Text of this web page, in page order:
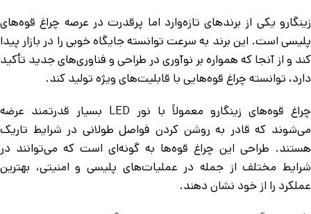
زینگارو یکی از برندهای تازه‌وارد اما پرقدرت در عرصه چراغ قوه‌های
پلیسی است. این برند به سرعت توانسته جایگاه خوبی را در بازار پیدا
کند و از آنجا که همواره بر نوآوری در طراحی و فناوری‌های جدید تأکید
دارد، توانسته چراغ قوه‌هایی با قابلیت‌های ویژه تولید کند.
چراغ قوه‌های زینگارو معمولاً با نور LED بسیار قدرتمند عرضه
می‌شوند که قادر به روشن کردن فواصل طولانی در شرایط تاریک
هستند. طراحی این چراغ قوه‌ها به گونه‌ای است که می‌توانند در
شرایط مختلف از جمله در عملیات‌های پلیسی و امنیتی، بهترین
عملکرد را از خود نشان دهند.